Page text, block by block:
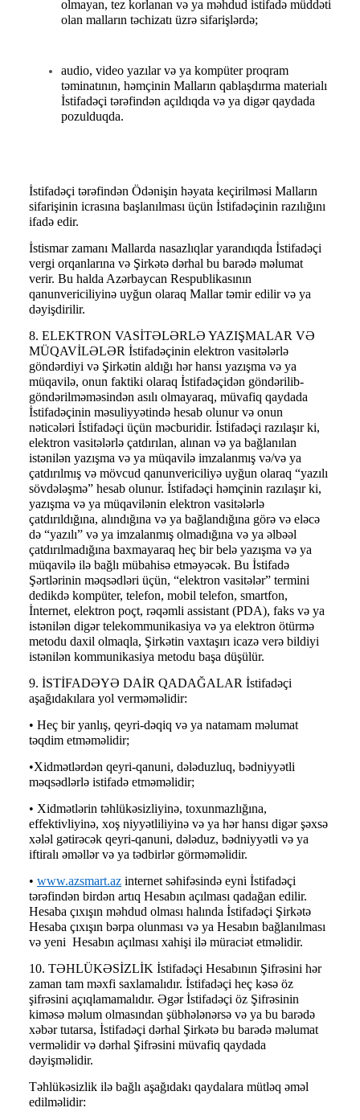
olmayan, tez korlanan və ya məhdud istifadə müddəti
olan malların təchizatı üzrə sifarişlərdə;
audio, video yazılar və ya kompüter proqram
təminatının, həmçinin Malların qablaşdırma materialı
İstifadəçi tərəfindən açıldıqda və ya digər qaydada
pozulduqda.
İstifadəçi tərəfindən Ödənişin həyata keçirilməsi Malların
sifarişinin icrasına başlanılması üçün İstifadəçinin razılığını
ifadə edir.
İstismar zamanı Mallarda nasazlıqlar yarandıqda İstifadəçi
vergi orqanlarına və Şirkətə dərhal bu barədə məlumat
verir. Bu halda Azərbaycan Respublikasının
qanunvericiliyinə uyğun olaraq Mallar təmir edilir və ya
dəyişdirilir.
8. ELEKTRON VASİTƏLƏRLƏ YAZIŞMALAR VƏ
MÜQAVİLƏLƏR İstifadəçinin elektron vasitələrlə
göndərdiyi və Şirkətin aldığı hər hansı yazışma və ya
müqavilə, onun faktiki olaraq İstifadəçidən göndərilib-
göndərilməməsindən asılı olmayaraq, müvafiq qaydada
İstifadəçinin məsuliyyətində hesab olunur və onun
nəticələri İstifadəçi üçün məcburidir. İstifadəçi razılaşır ki,
elektron vasitələrlə çatdırılan, alınan və ya bağlanılan
istənilən yazışma və ya müqavilə imzalanmış və/və ya
çatdırılmış və mövcud qanunvericiliyə uyğun olaraq “yazılı
sövdələşmə” hesab olunur. İstifadəçi həmçinin razılaşır ki,
yazışma və ya müqavilənin elektron vasitələrlə
çatdırıldığına, alındığına və ya bağlandığına görə və eləcə
də “yazılı” və ya imzalanmış olmadığına və ya əlbəəl
çatdırılmadığına baxmayaraq heç bir belə yazışma və ya
müqavilə ilə bağlı mübahisə etməyəcək. Bu İstifadə
Şərtlərinin məqsədləri üçün, “elektron vasitələr” termini
dedikdə kompüter, telefon, mobil telefon, smartfon,
İnternet, elektron poçt, rəqəmli assistant (PDA), faks və ya
istənilən digər telekommunikasiya və ya elektron ötürmə
metodu daxil olmaqla, Şirkətin vaxtaşırı icazə verə bildiyi
istənilən kommunikasiya metodu başa düşülür.
9. İSTİFADƏYƏ DAİR QADAĞALAR İstifadəçi
aşağıdakılara yol verməməlidir:
• Heç bir yanlış, qeyri-dəqiq və ya natamam məlumat
təqdim etməməlidir;
•Xidmətlərdən qeyri-qanuni, dələduzluq, bədniyyətli
məqsədlərlə istifadə etməməlidir;
• Xidmətlərin təhlükəsizliyinə, toxunmazlığına,
effektivliyinə, xoş niyyətliliyinə və ya hər hansı digər şəxsə
xələl gətirəcək qeyri-qanuni, dələduz, bədniyyətli və ya
iftiralı əməllər və ya tədbirlər görməməlidir.
• www.azsmart.az internet səhifəsində eyni İstifadəçi
tərəfindən birdən artıq Hesabın açılması qadağan edilir.
Hesaba çıxışın məhdud olması halında İstifadəçi Şirkətə
Hesaba çıxışın bərpa olunması və ya Hesabın bağlanılması
və yeni Hesabın açılması xahişi ilə müraciət etməlidir.
10. TƏHLÜKƏSİZLİK İstifadəçi Hesabının Şifrəsini hər
zaman tam məxfi saxlamalıdır. İstifadəçi heç kəsə öz
şifrəsini açıqlamamalıdır. Əgər İstifadəçi öz Şifrəsinin
kiməsə məlum olmasından şübhələnərsə və ya bu barədə
xəbər tutarsa, İstifadəçi dərhal Şirkətə bu barədə məlumat
verməlidir və dərhal Şifrəsini müvafiq qaydada
dəyişməlidir.
Təhlükəsizlik ilə bağlı aşağıdakı qaydalara mütləq əməl
edilməlidir: